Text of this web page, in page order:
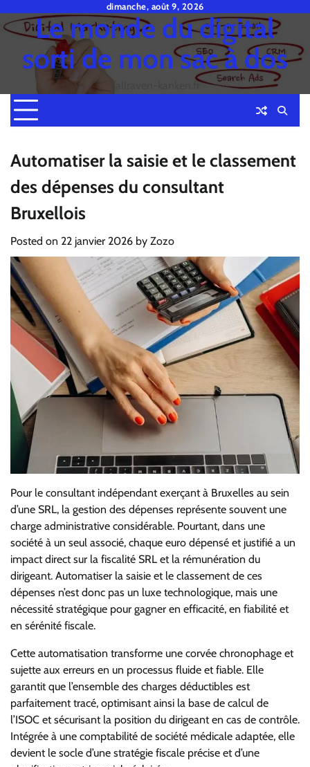
to
content
dimanche, août 9, 2026
Le monde du digital
sorti de mon sac à dos
fjallraven-kanken.fr
Automatiser la saisie et le classement
des dépenses du consultant
Bruxellois
Posted on 22 janvier 2026 by Zozo
Pour le consultant indépendant exerçant à Bruxelles au sein
d’une SRL, la gestion des dépenses représente souvent une
charge administrative considérable. Pourtant, dans une
société à un seul associé, chaque euro dépensé et justifié a un
impact direct sur la fiscalité SRL et la rémunération du
dirigeant. Automatiser la saisie et le classement de ces
dépenses n’est donc pas un luxe technologique, mais une
nécessité stratégique pour gagner en efficacité, en fiabilité et
en sérénité fiscale.
Cette automatisation transforme une corvée chronophage et
sujette aux erreurs en un processus fluide et fiable. Elle
garantit que l’ensemble des charges déductibles est
parfaitement tracé, optimisant ainsi la base de calcul de
l’ISOC et sécurisant la position du dirigeant en cas de contrôle.
Intégrée à une comptabilité de société médicale adaptée, elle
devient le socle d’une stratégie fiscale précise et d’une